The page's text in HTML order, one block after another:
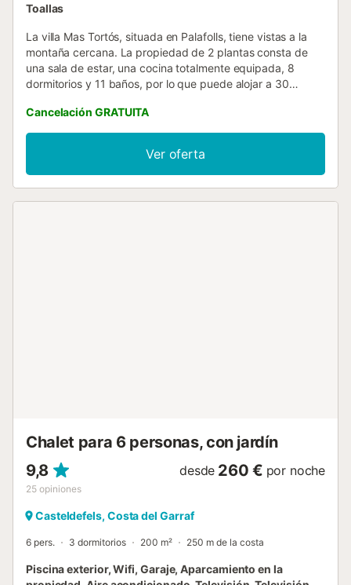
Toallas
La villa Mas Tortós, situada en Palafolls, tiene vistas a la
montaña cercana. La propiedad de 2 plantas consta de
una sala de estar, una cocina totalmente equipada, 8
dormitorios y 11 baños, por lo que puede alojar a 30
televisión, calefacción en toda la casa y lavadora. Además,
tiene a su disposición una mesa de ping-pong y una mesa
de billar. También hay una cuna y una trona. Este alquiler
de vacaciones ofrece un espacio exterior privado con
jardín, terraza descubierta, terraza cubierta, barbacoa y
Cancelación GRATUITA
Ver oferta
Chalet para 6 personas, con jardín
9,8
25 opiniones
desde 260 € por noche
Casteldefels, Costa del Garraf
6 pers. 3 dormitorios 200 m² 250 m de la costa
Piscina exterior, Wifi, Garaje, Aparcamiento en la